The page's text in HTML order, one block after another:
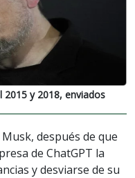
y 2018, enviados
después de que
de ChatGPT la
y desviarse de su